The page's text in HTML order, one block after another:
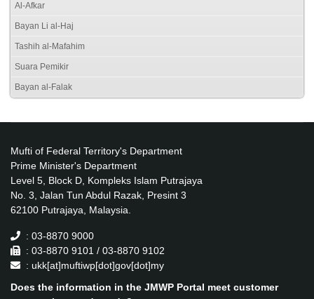
Al-Afkar
Bayan Li al-Haj
Tashih al-Mafahim
Suara Pemikir
Bayan al-Falak
Mufti of Federal Territory's Department
Prime Minister's Department
Level 5, Block D, Kompleks Islam Putrajaya
No. 3, Jalan Tun Abdul Razak, Presint 3
62100 Putrajaya, Malaysia.
: 03-8870 9000
: 03-8870 9101 / 03-8870 9102
: ukk[at]muftiwp[dot]gov[dot]my
Does the information in the JMWP Portal meet customer